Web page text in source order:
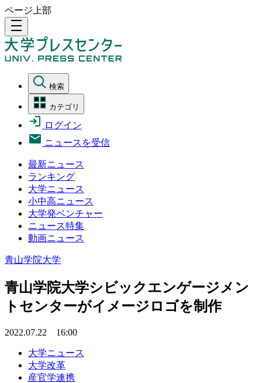
ページ上部
density_medium
検索
カテゴリ
ログイン
ニュースを受信
最新ニュース
ランキング
大学ニュース
小中高ニュース
大学発ベンチャー
ニュース特集
動画ニュース
青山学院大学
青山学院大学シビックエンゲージメン
トセンターがイメージロゴを制作
2022.07.22 16:00
大学ニュース
大学改革
産官学連携